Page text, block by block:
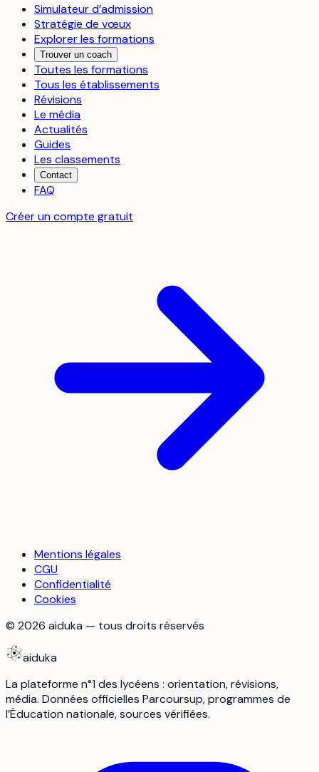
Simulateur d’admission
Stratégie de vœux
Explorer les formations
Trouver un coach
Toutes les formations
Tous les établissements
Révisions
Le média
Actualités
Guides
Les classements
Contact
FAQ
Créer un compte gratuit
Mentions légales
CGU
Confidentialité
Cookies
© 2026 aiduka — tous droits réservés
aiduka
La plateforme n°1 des lycéens : orientation, révisions,
média. Données officielles Parcoursup, programmes de
l’Éducation nationale, sources vérifiées.